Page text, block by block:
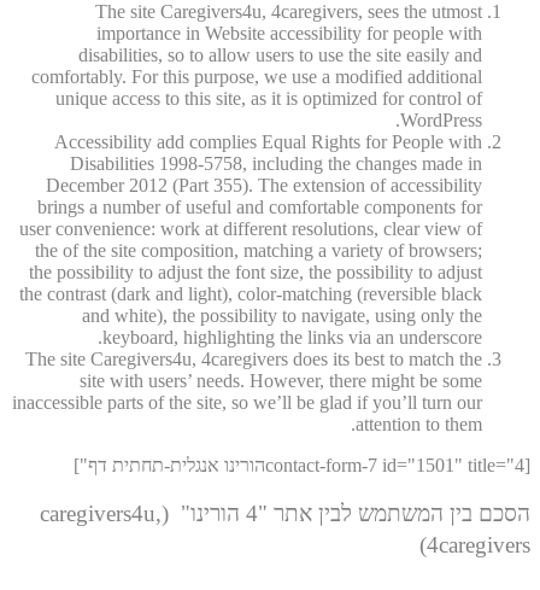
The site Caregivers4u, 4caregivers, sees the utmost
importance in Website accessibility for people with
disabilities, so to allow users to use the site easily and
comfortably. For this purpose, we use a modified additional
unique access to this site, as it is optimized for control of
WordPress.
Accessibility add complies Equal Rights for People with
Disabilities 1998-5758, including the changes made in
December 2012 (Part 355). The extension of accessibility
brings a number of useful and comfortable components for
user convenience: work at different resolutions, clear view of
the of the site composition, matching a variety of browsers;
the possibility to adjust the font size, the possibility to adjust
the contrast (dark and light), color-matching (reversible black
and white), the possibility to navigate, using only the
keyboard, highlighting the links via an underscore.
The site Caregivers4u, 4caregivers does its best to match the
site with users’ needs. However, there might be some
inaccessible parts of the site, so we’ll be glad if you’ll turn our
attention to them.
[contact-form-7 id="1501" title="4הורינו אנגלית-תחתית דף"]
הסכם בין המשתמש לבין אתר "4 הורינו" (caregivers4u,
4caregivers)